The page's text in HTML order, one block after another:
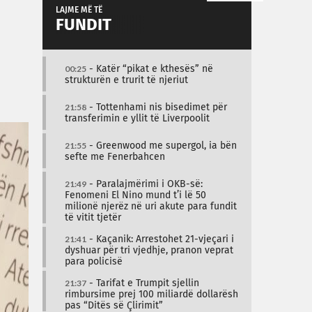
LAJME MË TË
FUNDIT
00:25 - Katër “pikat e kthesës” në
strukturën e trurit të njeriut
21:58 - Tottenhami nis bisedimet për
transferimin e yllit të Liverpoolit
21:55 - Greenwood me supergol, ia bën
sefte me Fenerbahcen
21:49 - Paralajmërimi i OKB-së:
Fenomeni El Nino mund t’i lë 50
milionë njerëz në uri akute para fundit
të vitit tjetër
21:41 - Kaçanik: Arrestohet 21-vjeçari i
dyshuar për tri vjedhje, pranon veprat
para policisë
21:37 - Tarifat e Trumpit sjellin
rimbursime prej 100 miliardë dollarësh
pas “Ditës së Çlirimit”